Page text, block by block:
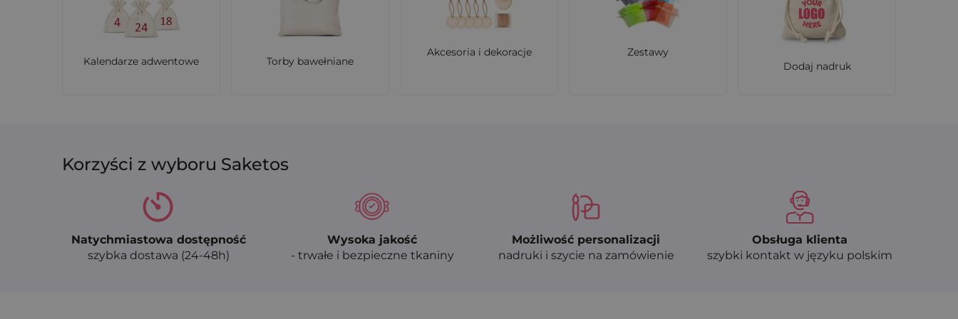
Kalendarze adwentowe Torby bawełniane
Akcesoria i dekoracje
Zestawy
Dodaj nadruk
Korzyści z wyboru Saketos
Natychmiastowa dostępność
szybka dostawa (24-48h)
Wysoka jakość
- trwałe i bezpieczne tkaniny
Możliwość personalizacji
nadruki i szycie na zamówienie
Obsługa klienta
szybki kontakt w języku polskim